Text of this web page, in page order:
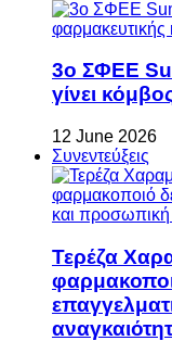
3ο ΣΦΕΕ
γίνει
12 June 2026
Συνεντεύξεις
Τερέζα